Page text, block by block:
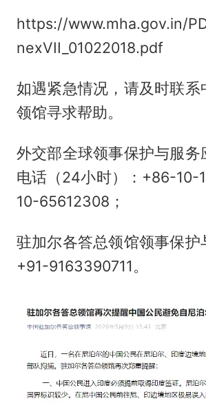
https://www.mha.gov.in/
nexVII_01022018.pdf
如遇紧急情况，请及时联系
领馆寻求帮助。
外交部全球领事保护与服务
电话（24小时）：+86-10-
10-65612308；
驻加尔各答总领馆领事保护
+91-9163390711。